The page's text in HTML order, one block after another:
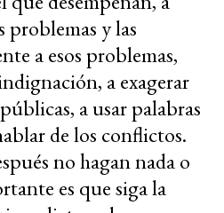
problemas y las
a esos problemas,
a exagerar
a usar palabras
de los conflictos.
no hagan nada o
es que siga la